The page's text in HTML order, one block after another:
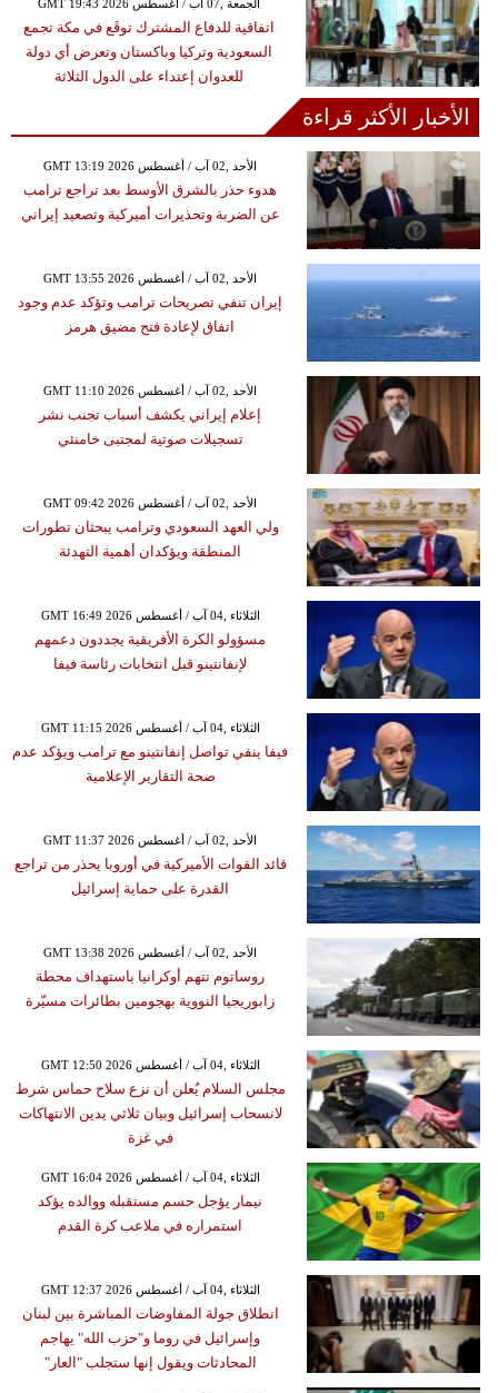
GMT 19:43 2026 الجمعة ,07 آب / أغسطس
اتفاقية للدفاع المشترك توقَع في مكة تجمع
السعودية وتركيا وباكستان وتعرض أي دولة
للعدوان إعتداء على الدول الثلاثة
الأخبار الأكثر قراءة
GMT 13:19 2026 الأحد ,02 آب / أغسطس
هدوء حذر بالشرق الأوسط بعد تراجع ترامب
عن الضربة وتحذيرات أميركية وتصعيد إيراني
GMT 13:55 2026 الأحد ,02 آب / أغسطس
إيران تنفي تصريحات ترامب وتؤكد عدم وجود
اتفاق لإعادة فتح مضيق هرمز
GMT 11:10 2026 الأحد ,02 آب / أغسطس
إعلام إيراني يكشف أسباب تجنب نشر
تسجيلات صوتية لمجتبى خامنئي
GMT 09:42 2026 الأحد ,02 آب / أغسطس
ولي العهد السعودي وترامب يبحثان تطورات
المنطقة ويؤكدان أهمية التهدئة
GMT 16:49 2026 الثلاثاء ,04 آب / أغسطس
مسؤولو الكرة الأفريقية يجددون دعمهم
لإنفانتينو قبل انتخابات رئاسة فيفا
GMT 11:15 2026 الثلاثاء ,04 آب / أغسطس
فيفا ينفي تواصل إنفانتينو مع ترامب ويؤكد عدم
صحة التقارير الإعلامية
GMT 11:37 2026 الأحد ,02 آب / أغسطس
قائد القوات الأميركية في أوروبا يحذر من تراجع
القدرة على حماية إسرائيل
GMT 13:38 2026 الأحد ,02 آب / أغسطس
روساتوم تتهم أوكرانيا باستهداف محطة
زابوريجيا النووية بهجومين بطائرات مسيّرة
GMT 12:50 2026 الثلاثاء ,04 آب / أغسطس
مجلس السلام يُعلن أن نزع سلاح حماس شرط
لانسحاب إسرائيل وبيان ثلاثي يدين الانتهاكات
في غزة
GMT 16:04 2026 الثلاثاء ,04 آب / أغسطس
نيمار يؤجل حسم مستقبله ووالده يؤكد
استمراره في ملاعب كرة القدم
GMT 12:37 2026 الثلاثاء ,04 آب / أغسطس
انطلاق جولة المفاوضات المباشرة بين لبنان
وإسرائيل في روما و"حزب الله" يهاجم
المحادثات ويقول إنها ستجلب "العار"